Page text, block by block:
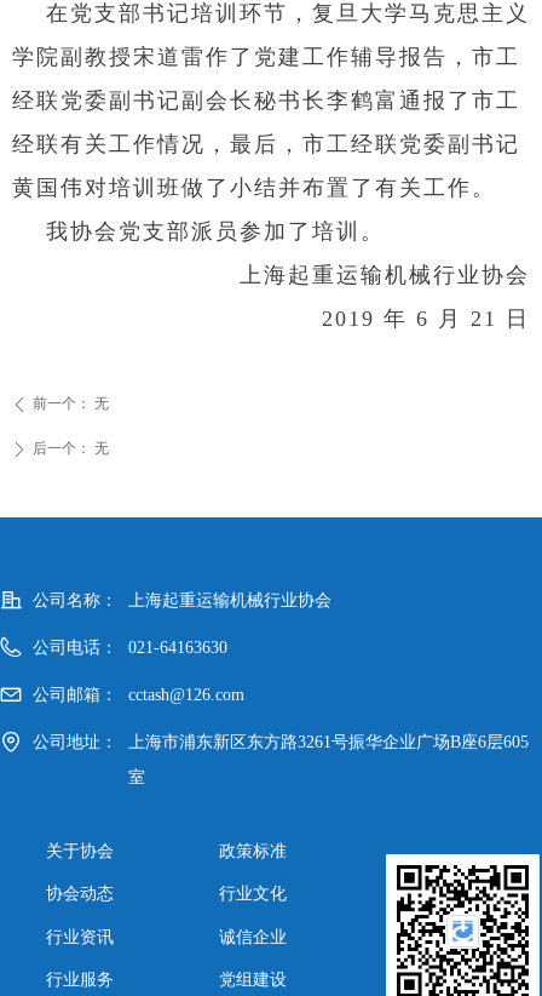
在党支部书记培训环节，复旦大学马克思主义
学院副教授宋道雷作了党建工作辅导报告，市工
经联党委副书记副会长秘书长李鹤富通报了市工
经联有关工作情况，最后，市工经联党委副书记
黄国伟对培训班做了小结并布置了有关工作。
我协会党支部派员参加了培训。
上海起重运输机械行业协会
2019 年 6 月 21 日
ꄴ 前一个： 无
ꄲ 后一个： 无
公司名称： 上海起重运输机械行业协会
公司电话： 021-64163630
公司邮箱： cctash@126.com
公司地址：
上海市浦东新区东方路3261号振华企业广场B座6层605
室
关于协会
协会动态
行业资讯
行业服务
政策标准
行业文化
诚信企业
党组建设